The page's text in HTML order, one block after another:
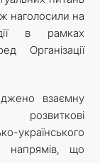
наголосили на
в рамках
Організації
взаємну
розвиткові
напрямів, що